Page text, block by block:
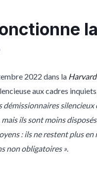
2022 dans la
aux cadres
démissionnaires
ils sont moins
: ils ne restent plus
non obligatoires ».